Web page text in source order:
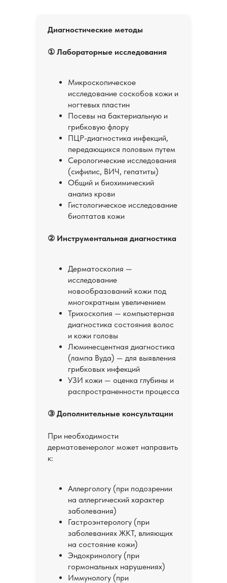
Диагностические методы
① Лабораторные исследования
Микроскопическое
исследование соскобов кожи и
ногтевых пластин
Посевы на бактериальную и
грибковую флору
ПЦР-диагностика инфекций,
передающихся половым путем
Серологические исследования
(сифилис, ВИЧ, гепатиты)
Общий и биохимический
анализ крови
Гистологическое исследование
биоптатов кожи
② Инструментальная диагностика
Дерматоскопия —
исследование
новообразований кожи под
многократным увеличением
Трихоскопия — компьютерная
диагностика состояния волос
и кожи головы
Люминесцентная диагностика
(лампа Вуда) — для выявления
грибковых инфекций
УЗИ кожи — оценка глубины и
распространенности процесса
③ Дополнительные консультации
При необходимости
дерматовенеролог может направить
к:
Аллергологу (при подозрении
на аллергический характер
заболевания)
Гастроэнтерологу (при
заболеваниях ЖКТ, влияющих
на состояние кожи)
Эндокринологу (при
гормональных нарушениях)
Иммунологу (при